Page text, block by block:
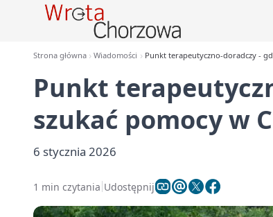
Strona główna Wiadomości Punkt terapeutyczno-doradczy -
Punkt
szukać pomocy w
6 stycznia 2026
1 min czytania Udostępnij